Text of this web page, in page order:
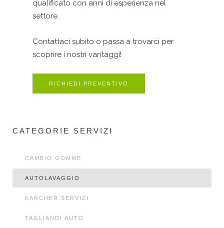
qualificato con anni di esperienza nel
settore.
Contattaci subito o passa a trovarci per
scoprire i nostri vantaggi!
RICHIEDI PREVENTIVO
CATEGORIE SERVIZI
CAMBIO GOMME
AUTOLAVAGGIO
KARCHER SERVIZI
TAGLIANDI AUTO